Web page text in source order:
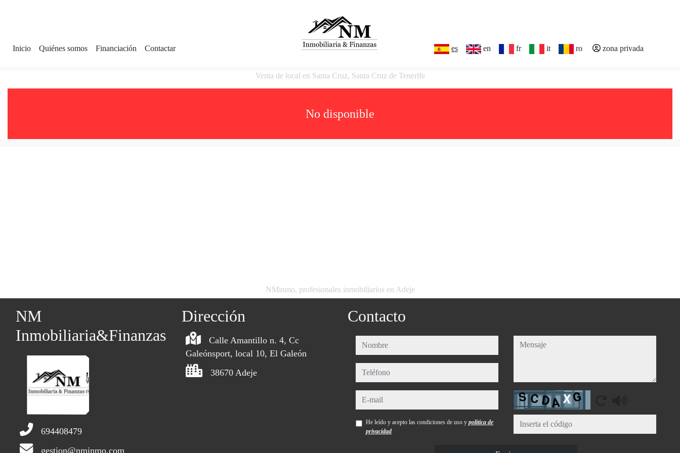
Inicio Quiénes somos Financiación Contactar es en fr it ro zona privada
Venta de local en Santa Cruz, Santa Cruz de Tenerife
No disponible
NMinmo, profesionales inmobiliarios en Adeje
NM
Inmobiliaria&Finanzas
694408479
gestion@nminmo.com
Dirección
Calle Amantillo n. 4, Cc
Galeónsport, local 10, El Galeón
38670 Adeje
Contacto
nombre
teléfono
e-mail
He leído y acepto las condiciones de uso y política de
privacidad
mensaje
Captcha